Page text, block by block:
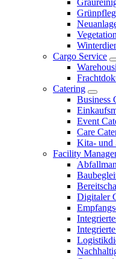
Cargo Service
Catering
Business
Event
Care
Kita- und
Facility
Digitaler